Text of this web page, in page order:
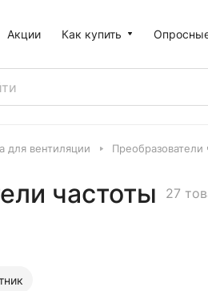
Акции Как купить
для вентиляции Преобразователи
частоты 27